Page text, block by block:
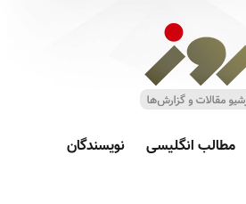
مطالب انگلیسی نویسندگان